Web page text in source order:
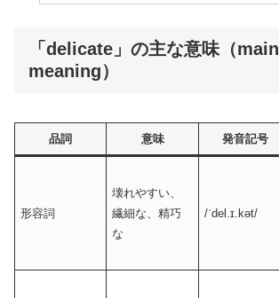
「delicate」の主な意味（main
meaning）
品詞 意味 発音記号
形容詞
壊れやすい、
繊細な、精巧
な
/ˈdel.ɪ.kət/